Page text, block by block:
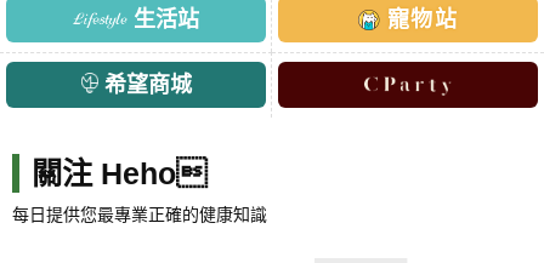
生活站 寵物站
希望商城
關注 Heho
每日提供您最專業正確的健康知識